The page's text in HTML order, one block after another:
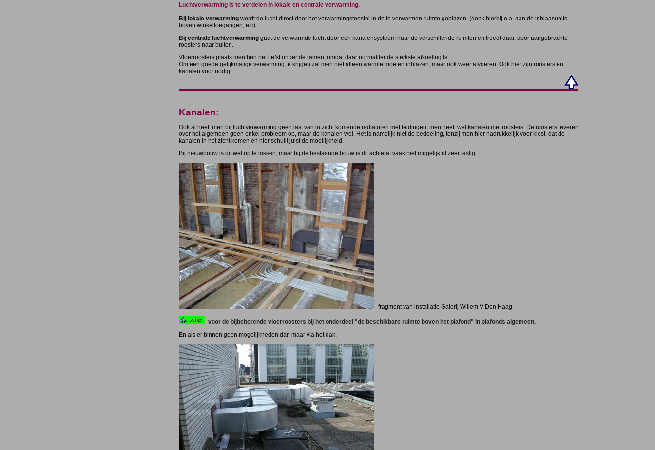
Luchtverwarming is te verdelen in lokale en centrale verwarming.
Bij lokale verwarming wordt de lucht direct door het verwarmingstoestel in de te verwarmen ruimte geblazen. (denk hierbij o.a. aan de inblaasunits
boven winkeltoegangen, etc)
Bij centrale luchtverwarming gaat de verwarmde lucht door een kanalensysteem naar de verschillende ruimten en treedt daar, door aangebrachte
roosters naar buiten.
Vloerroosters plaats men hen het liefst onder de ramen, omdat daar normaliter de sterkste afkoeling is.
Om een goede gelijkmatige verwarming te krijgen zal men niet alleen warmte moeten inblazen, maar ook weer afvoeren. Ook hier zijn roosters en
kanalen voor nodig.
Kanalen:
Ook al heeft men bij luchtverwarming geen last van in zicht komende radiatoren met leidingen, men heeft wel kanalen met roosters. De roosters leveren
over het algemeen geen enkel probleem op, maar de kanalen wel. Het is namelijk niet de bedoeling, tenzij men hier nadrukkelijk voor kiest, dat de
kanalen in het zicht komen en hier schuilt juist de moeilijkheid.
Bij nieuwbouw is dit wel op te lossen, maar bij de bestaande bouw is dit achteraf vaak niet mogelijk of zeer lastig.
fragment van installatie Galerij Willem V Den Haag
voor de bijbehorende vloerroosters bij het onderdeel "de beschikbare ruimte boven het plafond" in plafonds algemeen.
En als er binnen geen mogelijkheden dan maar via het dak.